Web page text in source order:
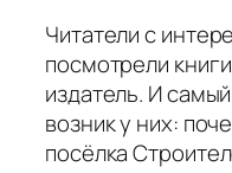
Читатели с
посмотрели
издатель. И
возник у них:
посёлка